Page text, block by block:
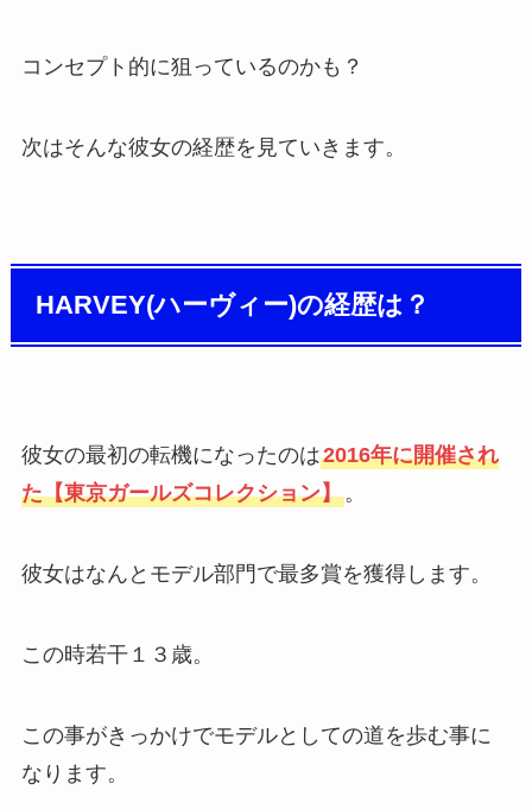
コンセプト的に狙っているのかも？
次はそんな彼女の経歴を見ていきます。
HARVEY(ハーヴィー)の経歴は？
彼女の最初の転機になったのは2016年に開催され
た【東京ガールズコレクション】。
彼女はなんとモデル部門で最多賞を獲得します。
この時若干１３歳。
この事がきっかけでモデルとしての道を歩む事に
なります。